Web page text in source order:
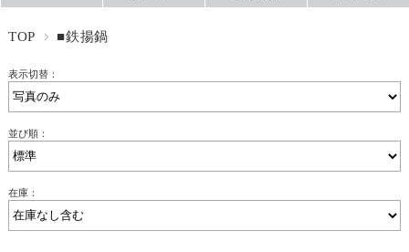
TOP ■鉄揚鍋
表示切替：
並び順：
在庫：